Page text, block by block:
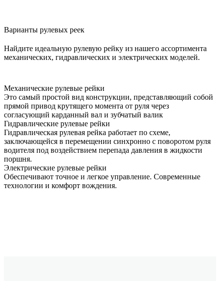
Варианты рулевых реек
Найдите идеальную рулевую рейку из нашего ассортимента
механических, гидравлических и электрических моделей.
Механические рулевые рейки
Это самый простой вид конструкции, представляющий собой
прямой привод крутящего момента от руля через
согласующий карданный вал и зубчатый валик
Гидравлические рулевые рейки
Гидравлическая рулевая рейка работает по схеме,
заключающейся в перемещении синхронно с поворотом руля
водителя под воздействием перепада давления в жидкости
поршня.
Электрические рулевые рейки
Обеспечивают точное и легкое управление. Современные
технологии и комфорт вождения.